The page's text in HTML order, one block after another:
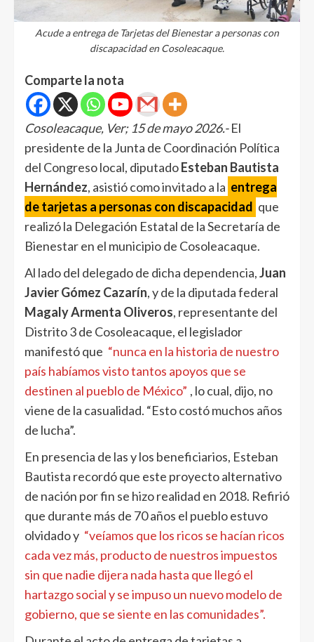
Acude a entrega de Tarjetas del Bienestar a personas con
discapacidad en Cosoleacaque.
Comparte la nota
Cosoleacaque, Ver; 15 de mayo 2026.-El
presidente de la Junta de Coordinación Política
del Congreso local, diputadoEsteban Bautista
Hernández, asistió como invitado a la entrega
de tarjetas a personas con discapacidad que
realizó la Delegación Estatal de la Secretaría de
Bienestar en el municipio de Cosoleacaque.
Al lado del delegado de dicha dependencia,Juan
Javier Gómez Cazarín, y de la diputada federal
Magaly Armenta Oliveros, representante del
Distrito 3 de Cosoleacaque, el legislador
manifestó que “nunca en la historia de nuestro
país habíamos visto tantos apoyos que se
destinen al pueblo de México” , lo cual, dijo, no
viene de la casualidad. “Esto costó muchos años
de lucha”.
En presencia de las y los beneficiarios, Esteban
Bautista recordó que este proyecto alternativo
de nación por fin se hizo realidad en 2018. Refirió
que durante más de 70 años el pueblo estuvo
olvidado y “veíamos que los ricos se hacían ricos
cada vez más, producto de nuestros impuestos
sin que nadie dijera nada hasta que llegó el
hartazgo social y se impuso un nuevo modelo de
gobierno, que se siente en las comunidades”.